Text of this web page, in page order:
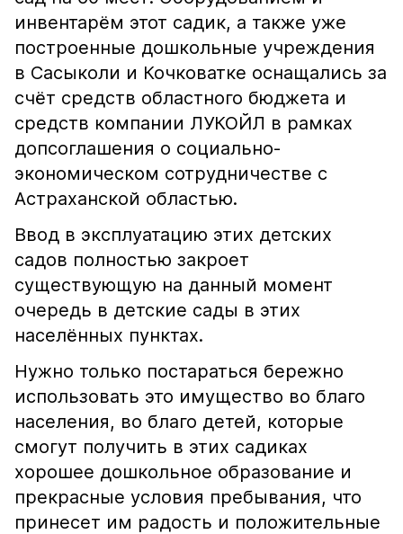
инвентарём этот садик, а также уже
построенные дошкольные учреждения
в Сасыколи и Кочковатке оснащались за
счёт средств областного бюджета и
средств компании ЛУКОЙЛ в рамках
допсоглашения о социально-
экономическом сотрудничестве с
Астраханской областью.
Ввод в эксплуатацию этих детских
садов полностью закроет
существующую на данный момент
очередь в детские сады в этих
населённых пунктах.
Нужно только постараться бережно
использовать это имущество во благо
населения, во благо детей, которые
смогут получить в этих садиках
хорошее дошкольное образование и
прекрасные условия пребывания, что
принесет им радость и положительные